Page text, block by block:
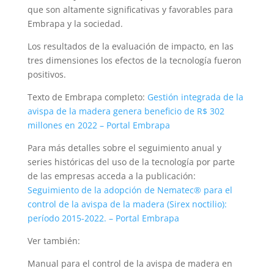
que son altamente significativas y favorables para
Embrapa y la sociedad.
Los resultados de la evaluación de impacto, en las
tres dimensiones los efectos de la tecnología fueron
positivos.
Texto de Embrapa completo: Gestión integrada de la
avispa de la madera genera beneficio de R$ 302
millones en 2022 – Portal Embrapa
Para más detalles sobre el seguimiento anual y
series históricas del uso de la tecnología por parte
de las empresas acceda a la publicación:
Seguimiento de la adopción de Nematec® para el
control de la avispa de la madera (Sirex noctilio):
período 2015-2022. – Portal Embrapa
Ver también:
Manual para el control de la avispa de madera en